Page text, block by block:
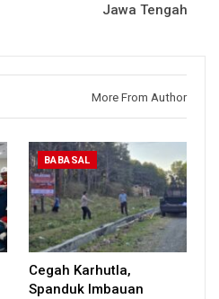
Jawa Tengah
More From Author
BABASAL
Cegah Karhutla,
Spanduk Imbauan